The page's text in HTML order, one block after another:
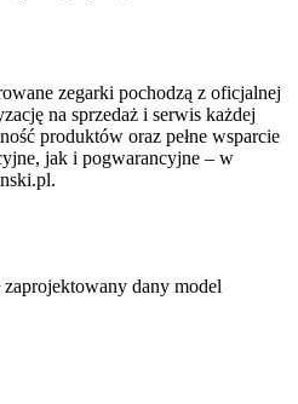
zegarki pochodzą z oficjalnej
na sprzedaż i serwis każdej
produktów oraz pełne wsparcie
jak i pogwarancyjne – w
zaprojektowany dany model